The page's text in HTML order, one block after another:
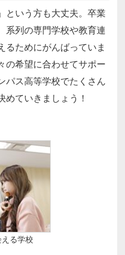
という方も大丈夫。卒業
系列の専門学校や教育連
るためにがんばっていま
の希望に合わせてサポー
パス高等学校でたくさん
めていきましょう！
る学校